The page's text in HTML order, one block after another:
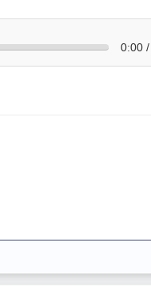
0:00